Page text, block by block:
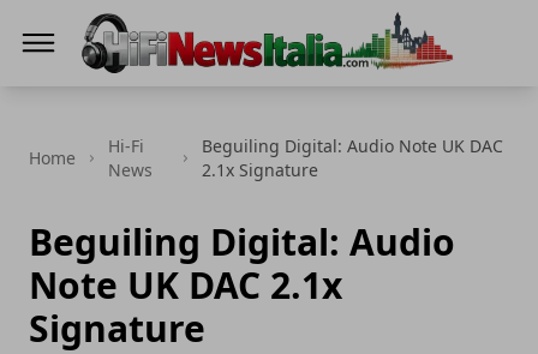
Home
Hi-Fi
News
Beguiling Digital: Audio Note UK DAC
2.1x Signature
Beguiling Digital: Audio
Note UK DAC 2.1x
Signature